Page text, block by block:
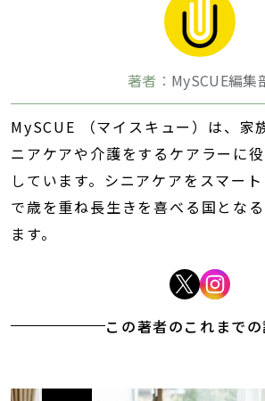
著者： MySCUE編集
MySCUE （マイスキュー）は、家
ニアケアや介護をするケアラーに
しています。シニアケアをスマー
で歳を重ね長生きを喜べる国とな
ます。
この著者のこれまで